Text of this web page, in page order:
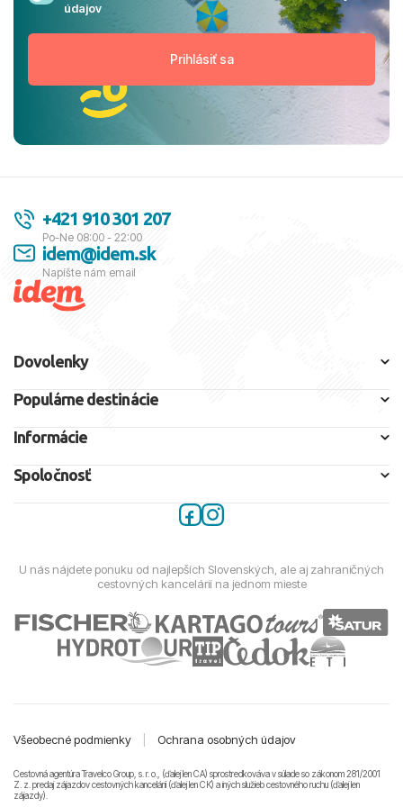
údajov
+421 910 301 207
Po-Ne 08:00 - 22:00
idem@idem.sk
Napíšte nám email
Dovolenky
Populárne destinácie
Informácie
Spoločnosť
U nás nájdete ponuku od najlepších Slovenských, ale aj zahraničných
cestovných kancelárií na jednom mieste
Všeobecné podmienky Ochrana osobných údajov
Cestovná agentúra Travelco Group, s. r. o., (ďalej len CA) sprostredkováva v súlade so zákonom 281/2001
Z. z. predaj zájazdov cestovných kancelárii (ďalej len CK) a iných služieb cestovného ruchu (ďalej len
zájazdy).